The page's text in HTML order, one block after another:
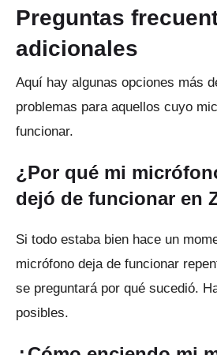
Preguntas
adicionales
Aquí hay algunas opciones más
problemas para aquellos cuyo
funcionar.
¿Por qué mi
dejó de funcionar en
Si todo estaba bien hace un
micrófono deja de funcionar
se preguntará por qué sucedió.
posibles.